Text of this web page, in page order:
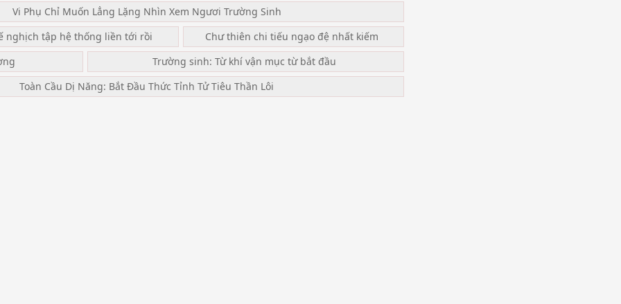
Vi Phụ Chỉ Muốn Lẳng Lặng Nhìn Xem Ngươi Trường Sinh
nghịch tập hệ thống liền tới rồi
Chư thiên chi tiếu ngạo đệ nhất kiếm
Trường sinh: Từ khí vận mục từ bắt đầu
Toàn Cầu Dị Năng: Bắt Đầu Thức Tỉnh Tử Tiêu Thần Lôi